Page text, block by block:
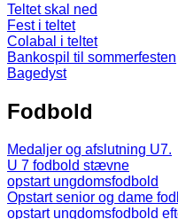
Teltet skal ned
Fest i teltet
Colabal i teltet
Bankospil til sommerfesten
Bagedyst
Fodbold
Medaljer og afslutning U7.
U 7 fodbold stævne
opstart ungdomsfodbold
Opstart senior og dame
opstart ungdomsfodbold